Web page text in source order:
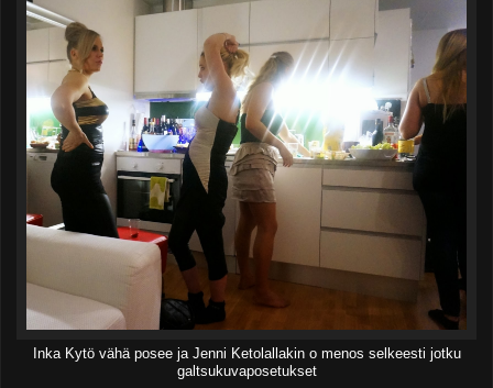
Inka Kytö vähä posee ja Jenni Ketolallakin o menos selkeesti jotku
galtsukuvaposetukset